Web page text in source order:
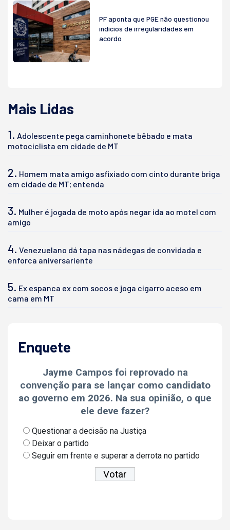
PF aponta que PGE não questionou
indícios de irregularidades em
acordo
Mais Lidas
1. Adolescente pega caminhonete bêbado e mata
motociclista em cidade de MT
2. Homem mata amigo asfixiado com cinto durante briga
em cidade de MT; entenda
3. Mulher é jogada de moto após negar ida ao motel com
amigo
4. Venezuelano dá tapa nas nádegas de convidada e
enforca aniversariente
5. Ex espanca ex com socos e joga cigarro aceso em
cama em MT
Enquete
Jayme Campos foi reprovado na
convenção para se lançar como candidato
ao governo em 2026. Na sua opinião, o que
ele deve fazer?
Questionar a decisão na Justiça
Deixar o partido
Seguir em frente e superar a derrota no partido